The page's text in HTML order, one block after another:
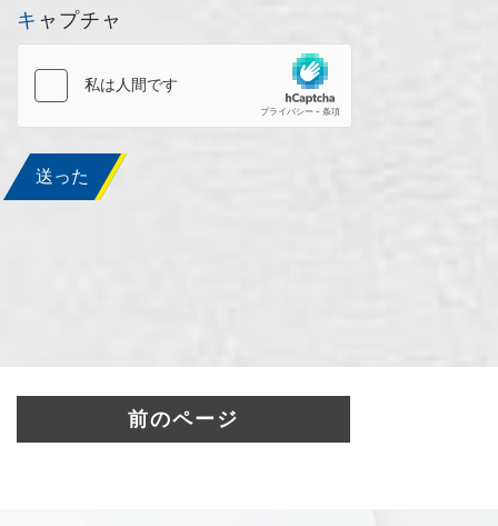
キャプチャ
送った
前のページ